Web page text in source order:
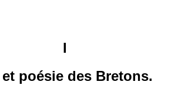
I
poésie des Bretons.